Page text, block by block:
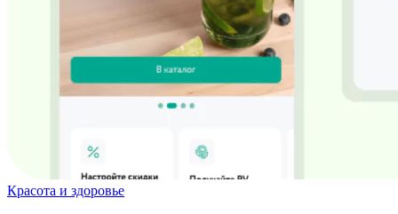
Красота и здоровье